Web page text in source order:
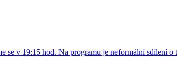
se v 19:15 hod. Na programu je neformální sdílení